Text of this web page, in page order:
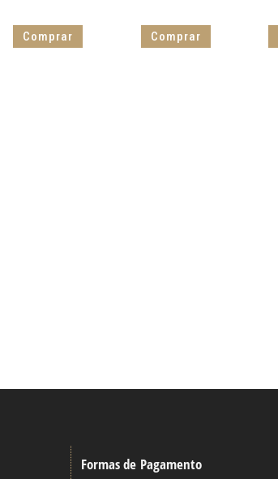
Comprar Comprar
Formas de Pagamento